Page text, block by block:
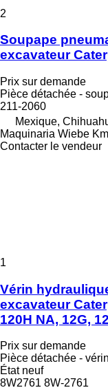
2
Soupape
excavateur
Prix sur demande
Pièce détachée -
211-2060
Mexique,
Maquinaria Wiebe
Contacter le vendeur
1
Vérin
excavateur
120H NA, 12G,
Prix sur demande
Pièce détachée -
Étatneuf
8W2761 8W-2761